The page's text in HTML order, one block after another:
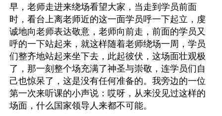
早，老师走进来绕场看望大家，当走到学员前面
时，看台上离老师近的这一面学员呼一下起立，虔
诚地向老师表达敬意，老师向前走，前面的学员又
呼的一下站起来，就这样随着老师绕场一周，学员
们整齐地站起来坐下去，此起彼伏，这场面壮观极
了，那一刻整个场充满了神圣与崇敬，连学员们自
己也惊呆了，这是没有任何准备的。我旁边的一位
第一次来听课的小声说：哎呀，从来没见过这样的
场面，什么国家领导人来都不可能。